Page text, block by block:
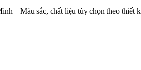
– Màu sắc, chất liệu tùy chọn theo